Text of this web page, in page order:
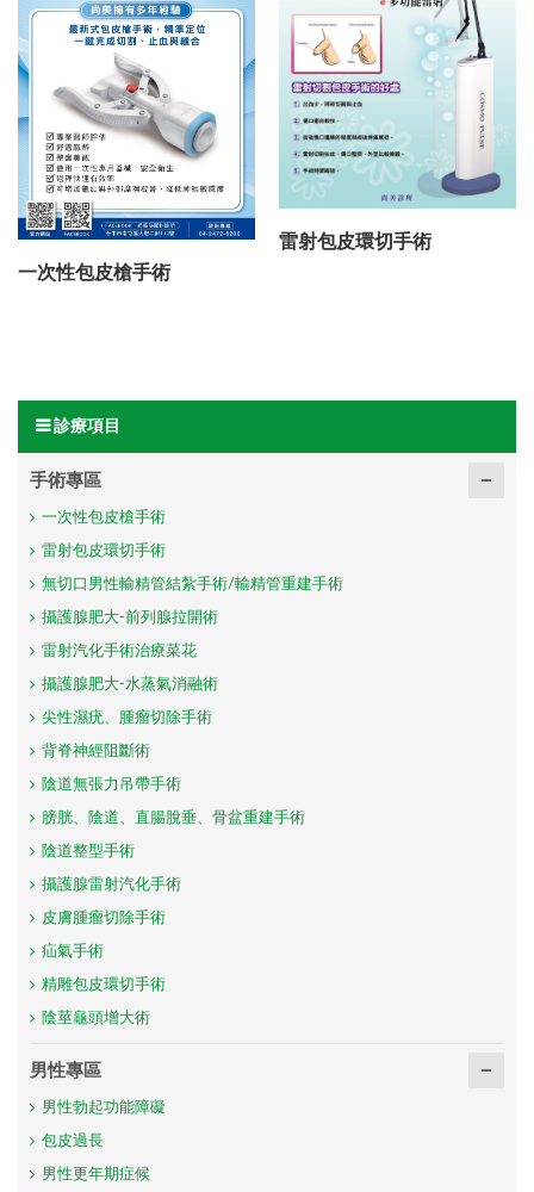
一次性包皮槍手術
雷射包皮環切手術
診療項目
手術專區
一次性包皮槍手術
雷射包皮環切手術
無切口男性輸精管結紮手術/輸精管重建手術
攝護腺肥大-前列腺拉開術
雷射汽化手術治療菜花
攝護腺肥大-水蒸氣消融術
尖性濕疣、腫瘤切除手術
背脊神經阻斷術
陰道無張力吊帶手術
膀胱、陰道、直腸脫垂、骨盆重建手術
陰道整型手術
攝護腺雷射汽化手術
皮膚腫瘤切除手術
疝氣手術
精雕包皮環切手術
陰莖龜頭增大術
男性專區
男性勃起功能障礙
包皮過長
男性更年期症候